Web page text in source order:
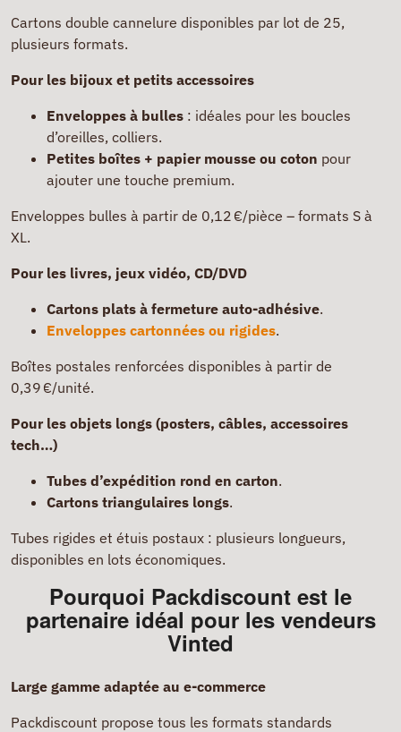
Cartons double cannelure disponibles par lot de 25,
plusieurs formats.
Pour les bijoux et petits accessoires
Enveloppes à bulles : idéales pour les boucles
d’oreilles, colliers.
Petites boîtes + papier mousse ou coton pour
ajouter une touche premium.
Enveloppes bulles à partir de 0,12 €/pièce – formats S à
XL.
Pour les livres, jeux vidéo, CD/DVD
Cartons plats à fermeture auto-adhésive.
Enveloppes cartonnées ou rigides.
Boîtes postales renforcées disponibles à partir de
0,39 €/unité.
Pour les objets longs (posters, câbles, accessoires
tech…)
Tubes d’expédition rond en carton.
Cartons triangulaires longs.
Tubes rigides et étuis postaux : plusieurs longueurs,
disponibles en lots économiques.
Pourquoi Packdiscount est le
partenaire idéal pour les vendeurs
Vinted
Large gamme adaptée au e-commerce
Packdiscount propose tous les formats standards